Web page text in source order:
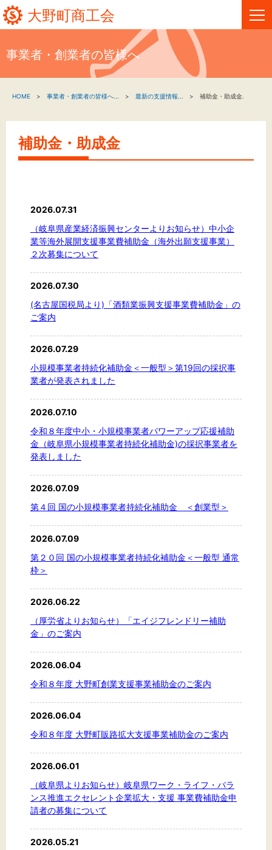
大野町商工会
新着情報
関係機関の方へ
大野町商工会情報
事業者・創業者の皆様へ
HOME 事業者・創業者の皆様へ 最新の支援情報 補助金・助成金.
補助金・助成金
2026.07.31
（岐阜県産業経済振興センターよりお知らせ）中小企
業等海外展開支援事業費補助金（海外出願支援事業）
２次募集について
2026.07.30
(名古屋国税局より)「酒類業振興支援事業費補助金」の
ご案内
2026.07.29
小規模事業者持続化補助金＜一般型＞第19回の採択事
業者が発表されました
2026.07.10
令和８年度中小・小規模事業者パワーアップ応援補助
金（岐阜県小規模事業者持続化補助金)の採択事業者を
発表しました
2026.07.09
第４回 国の小規模事業者持続化補助金 ＜創業型＞
2026.07.09
第２０回 国の小規模事業者持続化補助金＜一般型 通常
枠＞
2026.06.22
（厚労省よりお知らせ）「エイジフレンドリー補助
金」のご案内
2026.06.04
令和８年度 大野町創業支援事業補助金のご案内
2026.06.04
令和８年度 大野町販路拡大支援事業補助金のご案内
2026.06.01
（岐阜県よりお知らせ）岐阜県ワーク・ライフ・バラ
ンス推進エクセレント企業拡大・支援 事業費補助金申
請者の募集について
2026.05.21